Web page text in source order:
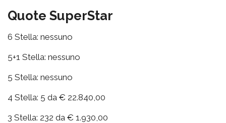
Quote SuperStar
6 Stella: nessuno
5+1 Stella: nessuno
5 Stella: nessuno
4 Stella: 5 da € 22.840,00
3 Stella: 232 da € 1.930,00